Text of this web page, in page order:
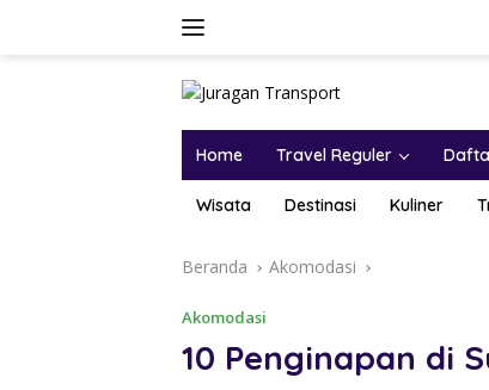
Home Travel Reguler
Wisata Destinasi Kuliner
Beranda Akomodasi
Akomodasi
10 Penginapan di